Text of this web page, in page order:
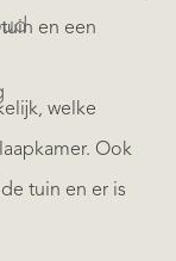
en een
welke
Ook
tuin en er is